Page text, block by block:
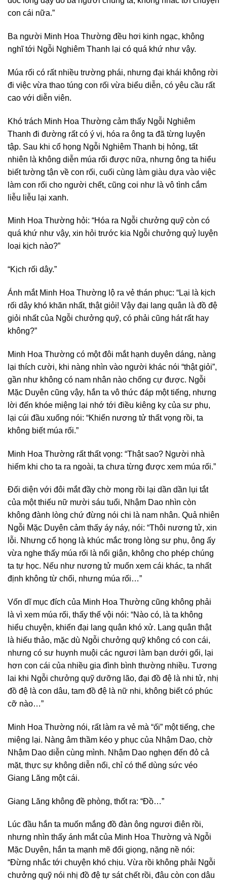
con cái nữa.”
Ba người Minh Hoa Thường đều hơi kinh ngạc, không
nghĩ tới Ngỗi Nghiêm Thanh lại có quá khứ như vậy.
Múa rối có rất nhiều trường phái, nhưng đại khái không rời
đi việc vừa thao túng con rối vừa biểu diễn, có yêu cầu rất
cao với diễn viên.
Khó trách Minh Hoa Thường cảm thấy Ngỗi Nghiêm
Thanh đi đường rất có ý vị, hóa ra ông ta đã từng luyện
tập. Sau khi cổ họng Ngỗi Nghiêm Thanh bị hỏng, tất
nhiên là không diễn múa rối được nữa, nhưng ông ta hiểu
biết tường tận về con rối, cuối cùng làm giàu dựa vào việc
làm con rối cho người chết, cũng coi như là vô tình cắm
liễu liễu lại xanh.
Minh Hoa Thường hỏi: “Hóa ra Ngỗi chưởng quỹ còn có
quá khứ như vậy, xin hỏi trước kia Ngỗi chưởng quỷ luyện
loại kịch nào?”
“Kịch rối dây.”
Ánh mắt Minh Hoa Thường lộ ra vẻ thán phục: “Lại là kịch
rối dây khó khăn nhất, thật giỏi! Vậy đại lang quân là đồ đệ
giỏi nhất của Ngỗi chưởng quỹ, có phải cũng hát rất hay
không?”
Minh Hoa Thường có một đôi mắt hạnh duyên dáng, nàng
lại thích cười, khi nàng nhìn vào người khác nói “thật giỏi”,
gần như không có nam nhân nào chống cự được. Ngỗi
Mặc Duyên cũng vậy, hắn ta vô thức đáp một tiếng, nhưng
lời đến khóe miệng lại nhớ tới điều kiêng kỵ của sư phụ,
lại cúi đầu xuống nói: “Khiến nương tử thất vọng rồi, ta
không biết múa rối.”
Minh Hoa Thường rất thất vọng: “Thật sao? Người nhà
hiếm khi cho ta ra ngoài, ta chưa từng được xem múa rối.”
Đối diện với đôi mắt đầy chờ mong rồi lại dần dần lụi tắt
của một thiếu nữ mười sáu tuổi, Nhậm Dao nhìn còn
không đành lòng chứ đừng nói chi là nam nhân. Quả nhiên
Ngỗi Mặc Duyên cảm thấy áy náy, nói: “Thôi nương tử, xin
lỗi. Nhưng cổ họng là khúc mắc trong lòng sư phụ, ông ấy
vừa nghe thấy múa rối là nổi giận, không cho phép chúng
ta tự học. Nếu như nương tử muốn xem cái khác, ta nhất
định không từ chối, nhưng múa rối…”
Vốn dĩ mục đích của Minh Hoa Thường cũng không phải
là vì xem múa rối, thấy thế vội nói: “Nào có, là ta không
hiểu chuyện, khiến đại lang quân khó xử. Lang quân thật
là hiếu thảo, mặc dù Ngỗi chưởng quỹ không có con cái,
nhưng có sư huynh muội các ngươi làm bạn dưới gối, lại
hơn con cái của nhiều gia đình bình thường nhiều. Tương
lai khi Ngỗi chưởng quỹ dưỡng lão, đại đồ đệ là nhi tử, nhị
đồ đệ là con dâu, tam đồ đệ là nữ nhi, không biết có phúc
cỡ nào…”
Minh Hoa Thường nói, rất làm ra vẻ mà “ối” một tiếng, che
miệng lại. Nàng âm thầm kéo y phục của Nhậm Dao, chờ
Nhậm Dao diễn cùng mình. Nhậm Dao nghẹn đến đỏ cả
mặt, thực sự không diễn nổi, chỉ có thể dùng sức véo
Giang Lăng một cái.
Giang Lăng không đề phòng, thốt ra: “Đồ…”
Lúc đầu hắn ta muốn mắng đồ đàn ông ngươi điên rồi,
nhưng nhìn thấy ánh mắt của Minh Hoa Thường và Ngỗi
Mặc Duyên, hắn ta mạnh mẽ đổi giọng, nặng nề nói:
“Đừng nhắc tới chuyện khó chịu. Vừa rồi không phải Ngỗi
chưởng quỹ nói nhị đồ đệ tự sát chết rồi, đâu còn con dâu